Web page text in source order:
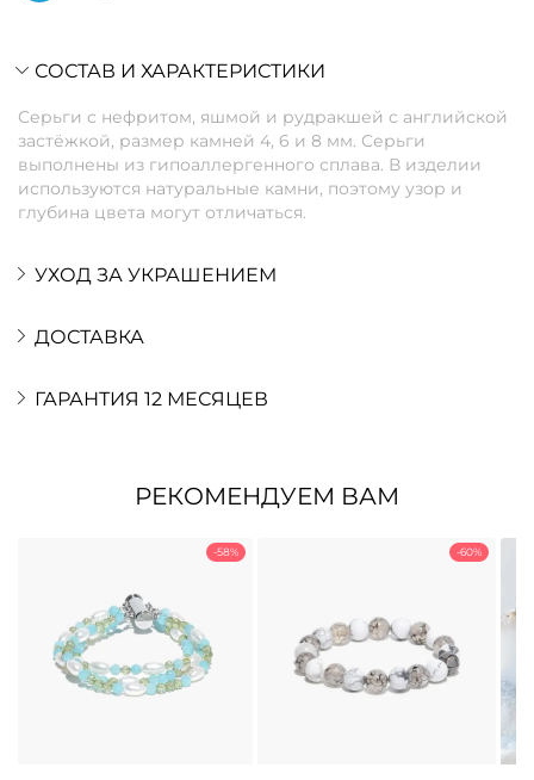
СОСТАВ И ХАРАКТЕРИСТИКИ
Серьги с нефритом, яшмой и рудракшей с английской
застёжкой, размер камней 4, 6 и 8 мм. Серьги
выполнены из гипоаллергенного сплава. В изделии
используются натуральные камни, поэтому узор и
глубина цвета могут отличаться.
УХОД ЗА УКРАШЕНИЕМ
ДОСТАВКА
ГАРАНТИЯ 12 МЕСЯЦЕВ
РЕКОМЕНДУЕМ ВАМ
-58% -60%